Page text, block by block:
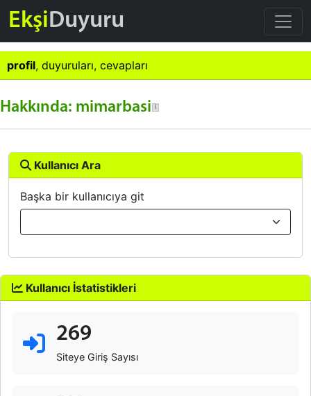
EkşiDuyuru
profil, duyuruları, cevapları
Hakkında: mimarbasi
Kullanıcı Ara
Başka bir kullanıcıya git
Kullanıcı İstatistikleri
269
Siteye Giriş Sayısı